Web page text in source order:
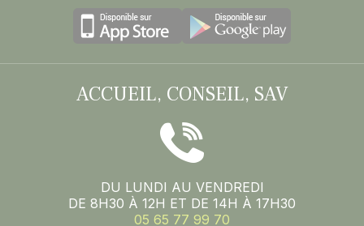
ACCUEIL, CONSEIL, SAV
DU LUNDI AU VENDREDI
DE 8H30 À 12H ET DE 14H À 17H30
05 65 77 99 70